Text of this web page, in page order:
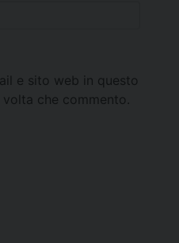
e sito web in questo
che commento.